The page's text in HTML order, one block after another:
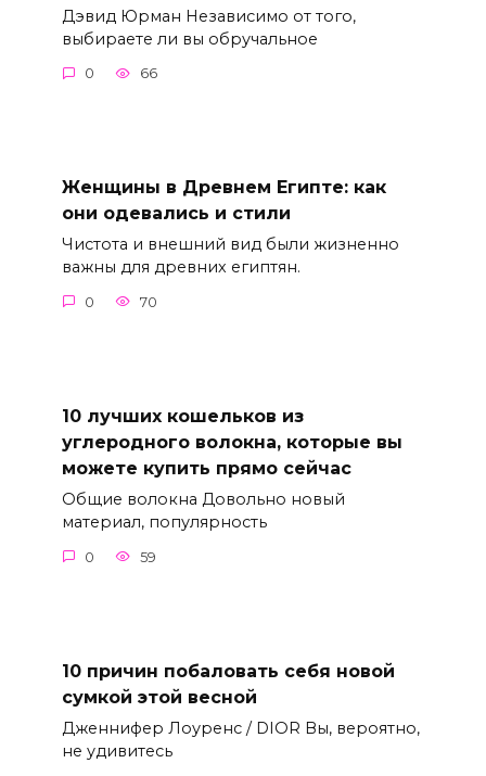
Дэвид Юрман Независимо от того,
выбираете ли вы обручальное
0 66
Женщины в Древнем Египте: как
они одевались и стили
Чистота и внешний вид были жизненно
важны для древних египтян.
0 70
10 лучших кошельков из
углеродного волокна, которые вы
можете купить прямо сейчас
Общие волокна Довольно новый
материал, популярность
0 59
10 причин побаловать себя новой
сумкой этой весной
Дженнифер Лоуренс / DIOR Вы, вероятно,
не удивитесь